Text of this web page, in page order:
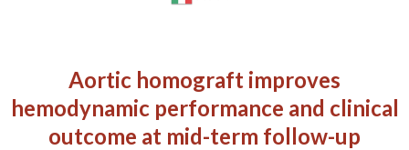
Aortic homograft improves
hemodynamic performance and clinical
outcome at mid-term follow-up